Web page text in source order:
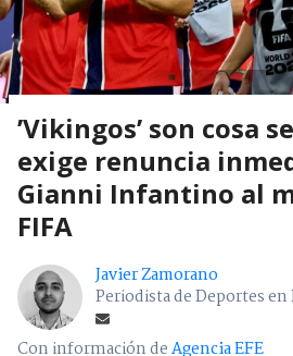
’Vikingos’ son cosa
exige renuncia
Gianni Infantino al
FIFA
Javier Zamorano
Periodista de Deportes
Con información deAgencia EFE